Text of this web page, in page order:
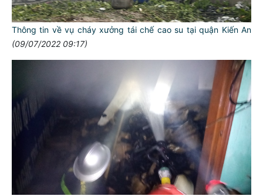
Thông tin về vụ cháy xưởng tái chế cao su tại quận Kiến An
(09/07/2022 09:17)